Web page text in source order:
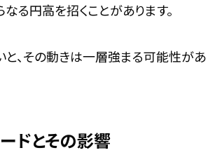
なる円高を招くことがあります。
、その動きは一層強まる可能性があ
ドとその影響